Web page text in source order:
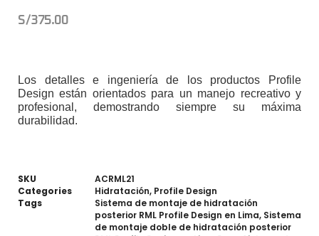
S/375.00
Los detalles e ingeniería de los productos Profile
Design están orientados para un manejo recreativo y
profesional, demostrando siempre su máxima
durabilidad.
SKU
ACRML21
Categories
Hidratación, Profile Design
Tags
Sistema de montaje de hidratación
posterior RML Profile Design en Lima, Sistema
de montaje doble de hidratación posterior